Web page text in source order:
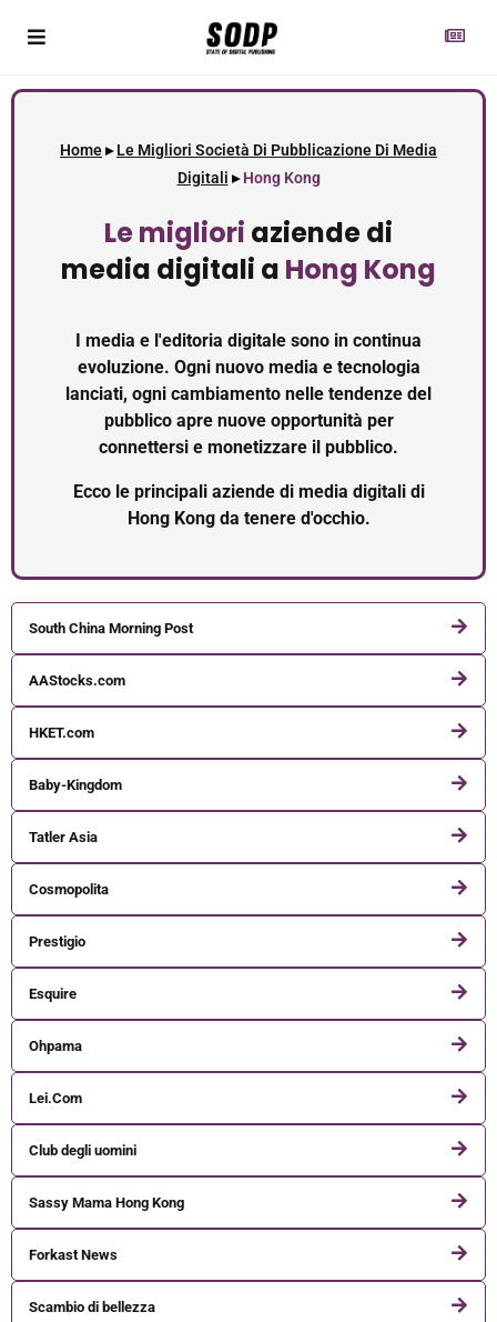
Home▸Le Migliori Società Di Pubblicazione Di Media
Digitali ▸Hong Kong
Le migliori aziende di
media digitali a Hong Kong
I media e l'editoria digitale sono in continua
evoluzione. Ogni nuovo media e tecnologia
lanciati, ogni cambiamento nelle tendenze del
pubblico apre nuove opportunità per
connettersi e monetizzare il pubblico.
Ecco le principali aziende di media digitali di
Hong Kong da tenere d'occhio.
South China Morning Post
AAStocks.com
HKET.com
Baby-Kingdom
Tatler Asia
Cosmopolita
Prestigio
Esquire
Ohpama
Lei.Com
Club degli uomini
Sassy Mama Hong Kong
Forkast News
Scambio di bellezza